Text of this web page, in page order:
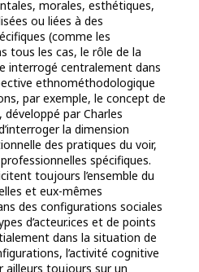
morales, esthétiques,
ou liées à des
(comme les
tous les cas, le rôle de la
interrogé centralement dans
ethnométhodologique
par exemple, le concept de
par Charles
la dimension
des pratiques du voir,
spécifiques.
toujours l’ensemble du
et eux-mêmes
des configurations sociales
d’acteur.ices et de points
dans la situation de
l’activité cognitive
ailleurs toujours sur un